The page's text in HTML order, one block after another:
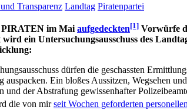
Transparenz Landtag Piratenpartei
PIRATEN im Mai aufgedeckten[1] Vorwürfe
ein Untersuchungsausschuss des
dürfen die geschassten
auspacken. Ein bloßes Aussitzen, Wegsehen
und der Abstrafung gewissenhafter
die von mirseit Wochen geforderten